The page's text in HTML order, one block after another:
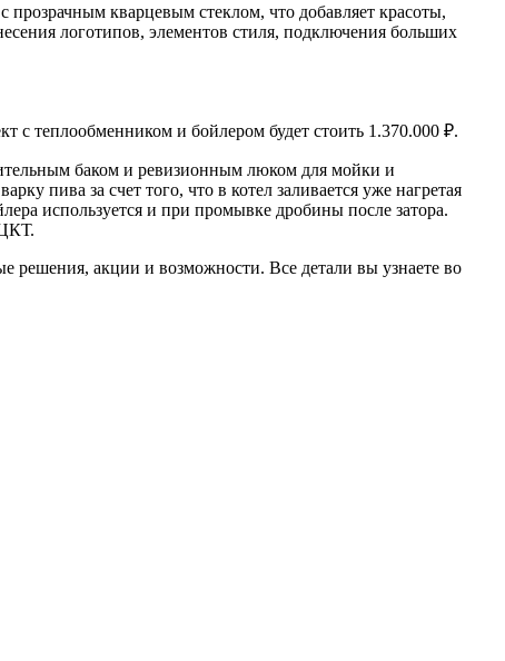
кварцевым стеклом, что добавляет красоты,
логотипов, элементов стиля, подключения больших
с теплообменником и бойлером будет стоить 1.370.000 ₽.
баком и ревизионным люком для мойки и
пива за счет того, что в котел заливается уже нагретая
используется и при промывке дробины после затора.
решения, акции и возможности. Все детали вы узнаете во